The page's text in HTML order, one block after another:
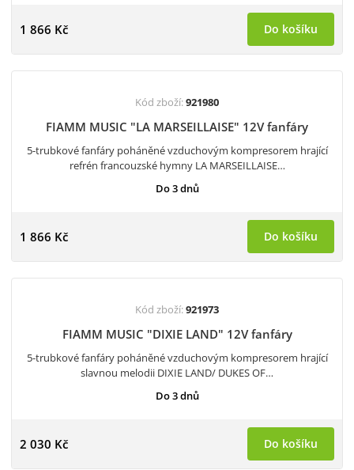
1 866 Kč Do košíku
Kód zboží:921980
FIAMM MUSIC "LA MARSEILLAISE" 12V fanfáry
5-trubkové fanfáry poháněné vzduchovým kompresorem hrající
refrén francouzské hymny LA MARSEILLAISE…
Do 3 dnů
1 866 Kč Do košíku
Kód zboží:921973
FIAMM MUSIC "DIXIE LAND" 12V fanfáry
5-trubkové fanfáry poháněné vzduchovým kompresorem hrající
slavnou melodii DIXIE LAND/ DUKES OF…
Do 3 dnů
2 030 Kč Do košíku